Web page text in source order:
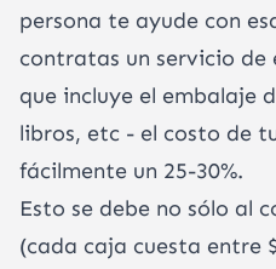
persona te ayude con
contratas un servicio
que incluye el embalaje
libros, etc - el costo de
fácilmente un 25-30%.
Esto se debe no sólo al
(cada caja cuesta entre